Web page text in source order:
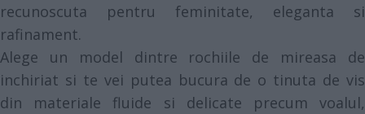
recunoscuta pentru feminitate, eleganta si
rafinament.
Alege un model dintre rochiile de mireasa de
inchiriat si te vei putea bucura de o tinuta de vis
din materiale fluide si delicate precum voalul,